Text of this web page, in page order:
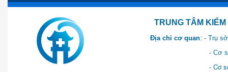
TRUNG TÂM KIỂM SOÁT
Địa chỉ cơ quan: - Trụ
- Cơ sở 2: Khu Hành
- Cơ sở 3: Số 1 Ngõ 2